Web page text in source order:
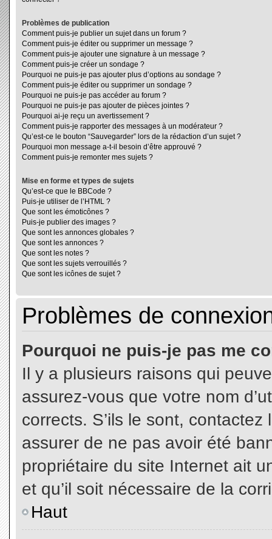
Problèmes de publication
Comment puis-je publier un sujet dans un forum ?
Comment puis-je éditer ou supprimer un message ?
Comment puis-je ajouter une signature à un message ?
Comment puis-je créer un sondage ?
Pourquoi ne puis-je pas ajouter plus d’options au sondage ?
Comment puis-je éditer ou supprimer un sondage ?
Pourquoi ne puis-je pas accéder au forum ?
Pourquoi ne puis-je pas ajouter de pièces jointes ?
Pourquoi ai-je reçu un avertissement ?
Comment puis-je rapporter des messages à un modérateur ?
Qu’est-ce le bouton “Sauvegarder” lors de la rédaction d’un sujet ?
Pourquoi mon message a-t-il besoin d’être approuvé ?
Comment puis-je remonter mes sujets ?
Mise en forme et types de sujets
Qu’est-ce que le BBCode ?
Puis-je utiliser de l’HTML ?
Que sont les émoticônes ?
Puis-je publier des images ?
Que sont les annonces globales ?
Que sont les annonces ?
Que sont les notes ?
Que sont les sujets verrouillés ?
Que sont les icônes de sujet ?
Problèmes de
Pourquoi ne puis-je pas me
Il y a plusieurs raisons qui
assurez-vous que votre nom
corrects. S’ils le sont,
assurer de ne pas avoir été
propriétaire du site Internet ait
et qu’il soit nécessaire de la
Haut